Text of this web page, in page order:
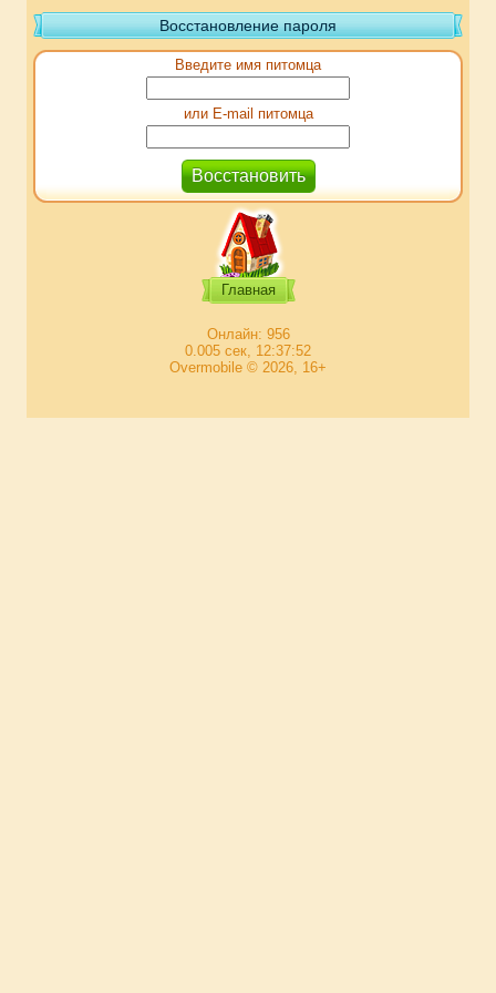
Восстановление пароля
Введите имя питомца
или E-mail питомца
Главная
Онлайн: 956
0.005 сек, 12:37:52
Overmobile © 2026, 16+